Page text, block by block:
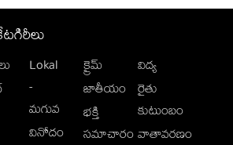
Lokal
-
మగువ
వినోదం
క్రైమ్
జాతీయం
భక్తి
సమాచారం
విద్య
రైతు
కుటుంబం
వాతావరణం